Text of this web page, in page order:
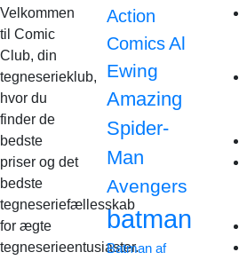
Velkommen
til Comic
Club, din
tegneserieklub,
hvor du
finder de
bedste
priser og det
bedste
tegneseriefællesskab
for ægte
tegneserieentusiaster.
Action
Comics Al
Ewing
Amazing
Spider-
Man
Avengers
batman
Batman af